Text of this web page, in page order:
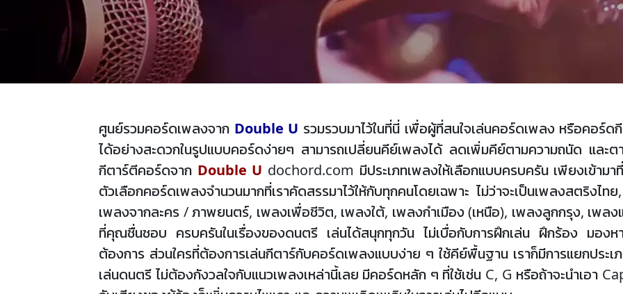
ศูนย์รวมคอร์ดเพลงจาก Double U รวมรวบมาไว้ในที่นี่ เพื่อผู้ที่สนใจเล่นคอร์ดเพลง หรือคอร์
ได้อย่างสะดวกในรูปแบบคอร์ดง่ายๆ สามารถเปลี่ยนคีย์เพลงได้ ลดเพิ่มคีย์ตามความถนัด และต
กีตาร์ตีคอร์ดจาก Double U dochord.com มีประเภทเพลงให้เลือกแบบครบครัน เพียงเข้า
ตัวเลือกคอร์ดเพลงจำนวนมากที่เราคัดสรรมาไว้ให้กับทุกคนโดยเฉพาะ ไม่ว่าจะเป็นเพลงสตริง
เพลงจากละคร / ภาพยนตร์, เพลงเพื่อชีวิต, เพลงใต้, เพลงกำเมือง (เหนือ), เพลงลูกกรุง, เพลง
ที่คุณชื่นชอบ ครบครันในเรื่องของดนตรี เล่นได้สนุกทุกวัน ไม่เบื่อกับการฝึกเล่น ฝึกร้อง มองหา
ต้องการ ส่วนใครที่ต้องการเล่นกีตาร์กับคอร์ดเพลงแบบง่าย ๆ ใช้คีย์พื้นฐาน เราก็มีการแยกประเภ
เล่นดนตรี ไม่ต้องกังวลใจกับแนวเพลงเหล่านี้เลย มีคอร์ดหลัก ๆ ที่ใช้เช่น C, G หรือถ้าจะนำเอา